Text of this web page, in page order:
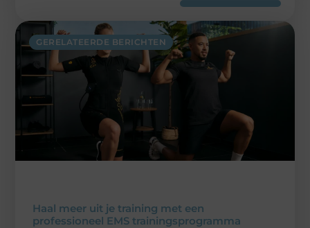
GERELATEERDE BERICHTEN
Haal meer uit je training met een
professioneel EMS trainingsprogramma